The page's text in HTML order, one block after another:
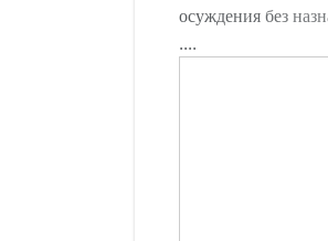
осуждения без
....